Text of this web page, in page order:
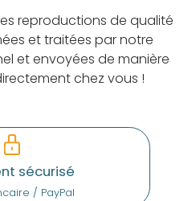
reproductions de qualité
et traitées par notre
et envoyées de manière
chez vous !
sécurisé
/ PayPal